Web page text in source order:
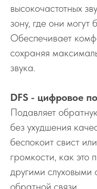
высокочастотных
зону, где они могут
Обеспечивает
сохраняя
звука.
DFS - цифровое
Подавляет
без ухудшения
беспокоит свист
громкости, как это
другими
обратной связи.